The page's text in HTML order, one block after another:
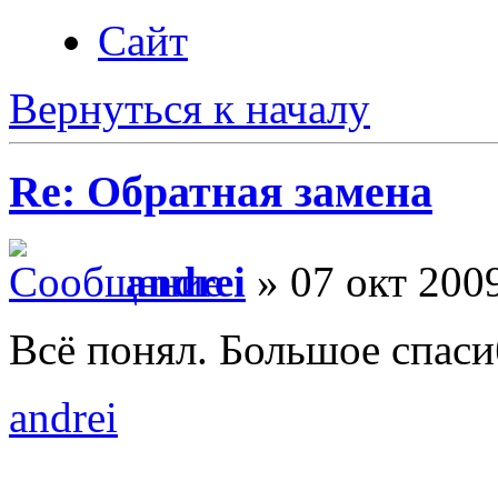
Сайт
Вернуться к началу
Re: Обратная замена
andrei » 07 окт
Всё понял. Большое
andrei